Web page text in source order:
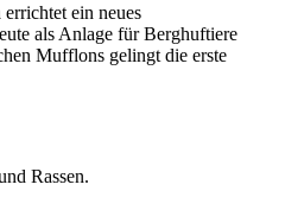
ein neues
als Anlage für Berghuftiere
Mufflons gelingt die erste
Rassen.